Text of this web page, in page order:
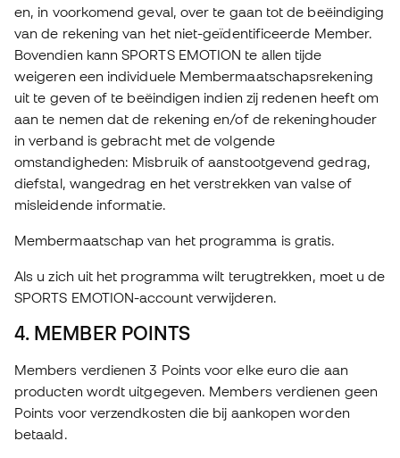
en, in voorkomend geval, over te gaan tot de beëindiging
van de rekening van het niet-geïdentificeerde Member.
Bovendien kann SPORTS EMOTION te allen tijde
weigeren een individuele Membermaatschapsrekening
uit te geven of te beëindigen indien zij redenen heeft om
aan te nemen dat de rekening en/of de rekeninghouder
in verband is gebracht met de volgende
omstandigheden: Misbruik of aanstootgevend gedrag,
diefstal, wangedrag en het verstrekken van valse of
misleidende informatie.
Membermaatschap van het programma is gratis.
Als u zich uit het programma wilt terugtrekken, moet u de
SPORTS EMOTION-account verwijderen.
4. MEMBER POINTS
Members verdienen 3 Points voor elke euro die aan
producten wordt uitgegeven. Members verdienen geen
Points voor verzendkosten die bij aankopen worden
betaald.